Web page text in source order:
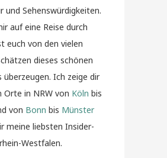
und Sehenswürdigkeiten.
auf eine Reise durch
euch von den vielen
dieses schönen
überzeugen. Ich zeige dir
Orte in NRW von Köln bis
von Bonn bis Münster
meine liebsten Insider-
Westfalen.